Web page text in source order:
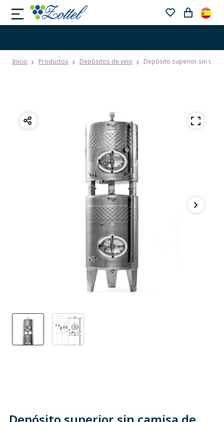
Inicio Productos Depósitos de vino Depósito superior sin